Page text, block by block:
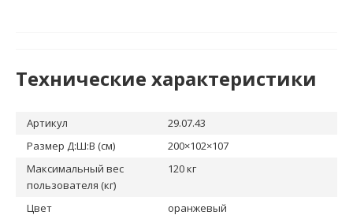
Технические характеристики
Артикул
29.07.43
Размер Д:Ш:В (см)
200×102×107
Максимальный вес
пользователя (кг)
120 кг
Цвет оранжевый